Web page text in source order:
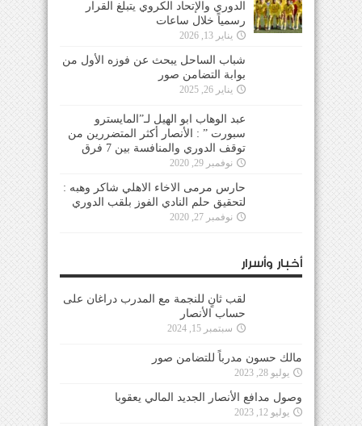
الدوري والإتحاد الكروي يتبلغ القرار
رسمياً خلال ساعات
يناير 13, 2026
شباب الساحل يبحث عن فوزه الأول من
بوابة التضامن صور
يناير 26, 2025
عبد الوهاب ابو الهيل لـ”المايسترو
سبورت ” : الأنصار أكثر المتضررين من
توقف الدوري والمنافسة بين 7 فرق
نوفمبر 29, 2020
حارس مرمى الاخاء الاهلي شاكر وهبه :
لتحقيق حلم النادي الفوز بلقب الدوري
نوفمبر 27, 2020
أخبار وأسرار
لقب ثانٍ للنجمة مع المدرب دراغان على
حساب الأنصار
سبتمبر 15, 2024
مالك حسون مدرباً للتضامن صور
يوليو 28, 2023
وصول مدافع الأنصار الجديد المالي يعقوبا
يوليو 12, 2023